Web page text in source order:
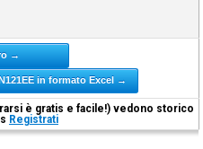
→
in formato Excel →
è gratis e facile!) vedono storico
Registrati